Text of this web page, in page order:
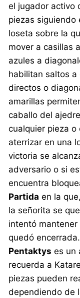
el jugador activo
piezas siguiendo
loseta sobre la
mover a casillas
azules a
habilitan saltos
directos o
amarillas
caballo del
cualquier pieza o
aterrizar en una
victoria se
adversario o si
encuentra
Partida en la
la señorita se
intentó
quedó
Pentaktys es un
recuerda a
piezas pueden
dependiendo de